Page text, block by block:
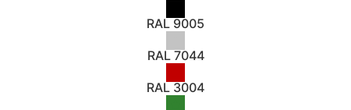
RAL 9005
RAL 7044
RAL 3004